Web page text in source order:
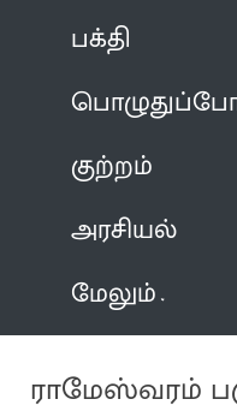
பக்தி
குற்றம்
அரசியல்
மேலும்
ராமேஸ்வரம்